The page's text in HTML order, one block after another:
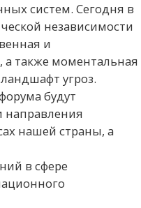
систем. Сегодня в
независимости
и
также моментальная
угроз.
будут
нашей страны, а
в сфере